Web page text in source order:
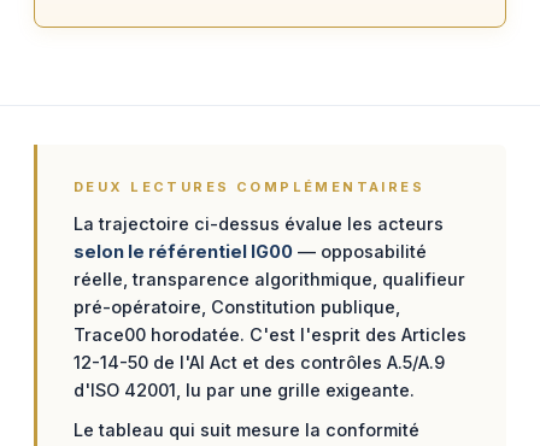
DEUX LECTURES COMPLÉMENTAIRES
La trajectoire ci-dessus évalue les acteurs
selon le référentiel IG00 — opposabilité
réelle, transparence algorithmique, qualifieur
pré-opératoire, Constitution publique,
Trace00 horodatée. C'est l'esprit des Articles
12-14-50 de l'AI Act et des contrôles A.5/A.9
d'ISO 42001, lu par une grille exigeante.
Le tableau qui suit mesure la conformité